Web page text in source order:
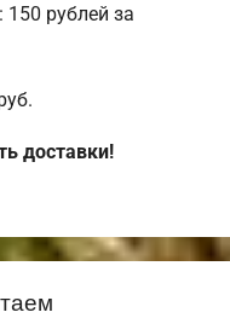
рублей за
доставки!